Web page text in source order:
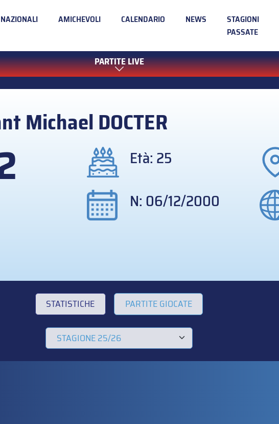
NAZIONALI AMICHEVOLI CALENDARIO NEWS
STAGIONI
PASSATE
PARTITE LIVE
MichaelDOCTER
Età: 25
N: 06/12/2000
STATISTICHE PARTITE GIOCATE